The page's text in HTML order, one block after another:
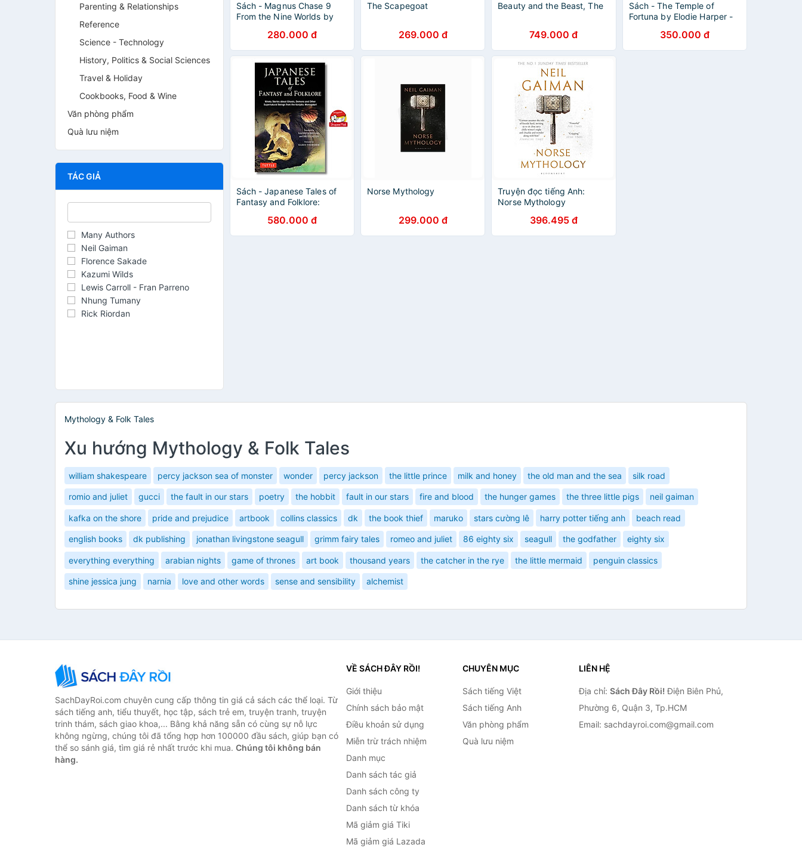
Parenting & Relationships
Reference
Science - Technology
History, Politics & Social Sciences
Travel & Holiday
Cookbooks, Food & Wine
Văn phòng phẩm
Quà lưu niệm
TÁC GIẢ
Many Authors
Neil Gaiman
Florence Sakade
Kazumi Wilds
Lewis Carroll - Fran Parreno
Nhung Tumany
Rick Riordan
Sách - Magnus Chase 9
From the Nine Worlds by
Fantasy/Mythology - Sách
Ngoại Văn
280.000 đ
The Scapegoat
269.000 đ
Beauty and the Beast, The
749.000 đ
Sách - The Temple of
Fortuna by Elodie Harper -
book in English
350.000 đ
Sách - Japanese Tales of
Fantasy and Folklore:
Ghosts, Demons and Other
Supernatural Beings from
580.000 đ
Norse Mythology
299.000 đ
Truyện đọc tiếng Anh:
Norse Mythology
396.495 đ
Mythology & Folk Tales
Xu hướng Mythology & Folk Tales
william shakespeare percy jackson sea of monster wonder percy jackson the little prince milk and honey the old man and the sea silk road
romio and juliet gucci the fault in our stars poetry the hobbit fault in our stars fire and blood the hunger games the three little pigs neil gaiman
kafka on the shore pride and prejudice artbook collins classics dk the book thief maruko stars cường lê harry potter tiếng anh beach read
english books dk publishing jonathan livingstone seagull grimm fairy tales romeo and juliet 86 eighty six seagull the godfather eighty six
everything everything arabian nights game of thrones art book thousand years the catcher in the rye the little mermaid penguin classics
shine jessica jung narnia love and other words sense and sensibility alchemist
SachDayRoi.com chuyên cung cấp thông tin giá cả sách các thể loại. Từ
sách tiếng anh, tiểu thuyết, học tập, sách trẻ em, truyện tranh, truyện
trinh thám, sách giao khoa,... Bằng khả năng sẵn có cùng sự nỗ lực
không ngừng, chúng tôi đã tổng hợp hơn 100000 đầu sách, giúp bạn có
thể so sánh giá, tìm giá rẻ nhất trước khi mua. Chúng tôi không bán
hàng.
VỀ SÁCH ĐÂY RỒI!
Giới thiệu
Chính sách bảo mật
Điều khoản sử dụng
Miễn trừ trách nhiệm
Danh mục
Danh sách tác giả
Danh sách công ty
Danh sách từ khóa
Mã giảm giá Tiki
Mã giảm giá Lazada
CHUYÊN MỤC
Sách tiếng Việt
Sách tiếng Anh
Văn phòng phẩm
Quà lưu niệm
LIÊN HỆ
Địa chỉ: Sách Đây Rồi! Điện Biên Phủ,
Phường 6, Quận 3, Tp.HCM
Email: sachdayroi.com@gmail.com